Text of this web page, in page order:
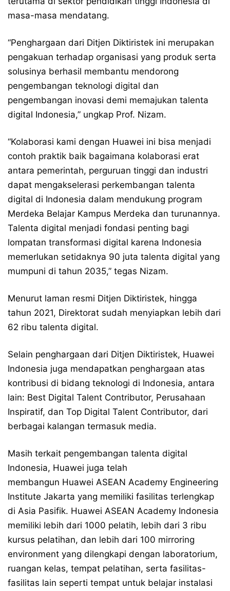
masa-masa mendatang.
“Penghargaan dari Ditjen Diktiristek ini merupakan
pengakuan terhadap organisasi yang produk serta
solusinya berhasil membantu mendorong
pengembangan teknologi digital dan
pengembangan inovasi demi memajukan talenta
digital Indonesia,” ungkap Prof. Nizam.
“Kolaborasi kami dengan Huawei ini bisa menjadi
contoh praktik baik bagaimana kolaborasi erat
antara pemerintah, perguruan tinggi dan industri
dapat mengakselerasi perkembangan talenta
digital di Indonesia dalam mendukung program
Merdeka Belajar Kampus Merdeka dan turunannya.
Talenta digital menjadi fondasi penting bagi
lompatan transformasi digital karena Indonesia
memerlukan setidaknya 90 juta talenta digital yang
mumpuni di tahun 2035,” tegas Nizam.
Menurut laman resmi Ditjen Diktiristek, hingga
tahun 2021, Direktorat sudah menyiapkan lebih dari
62 ribu talenta digital.
Selain penghargaan dari Ditjen Diktiristek, Huawei
Indonesia juga mendapatkan penghargaan atas
kontribusi di bidang teknologi di Indonesia, antara
lain: Best Digital Talent Contributor, Perusahaan
Inspiratif, dan Top Digital Talent Contributor, dari
berbagai kalangan termasuk media.
Masih terkait pengembangan talenta digital
Indonesia, Huawei juga telah
membangun Huawei ASEAN Academy Engineering
Institute Jakarta yang memiliki fasilitas terlengkap
di Asia Pasifik. Huawei ASEAN Academy Indonesia
memiliki lebih dari 1000 pelatih, lebih dari 3 ribu
kursus pelatihan, dan lebih dari 100 mirroring
environment yang dilengkapi dengan laboratorium,
ruangan kelas, tempat pelatihan, serta fasilitas-
fasilitas lain seperti tempat untuk belajar instalasi